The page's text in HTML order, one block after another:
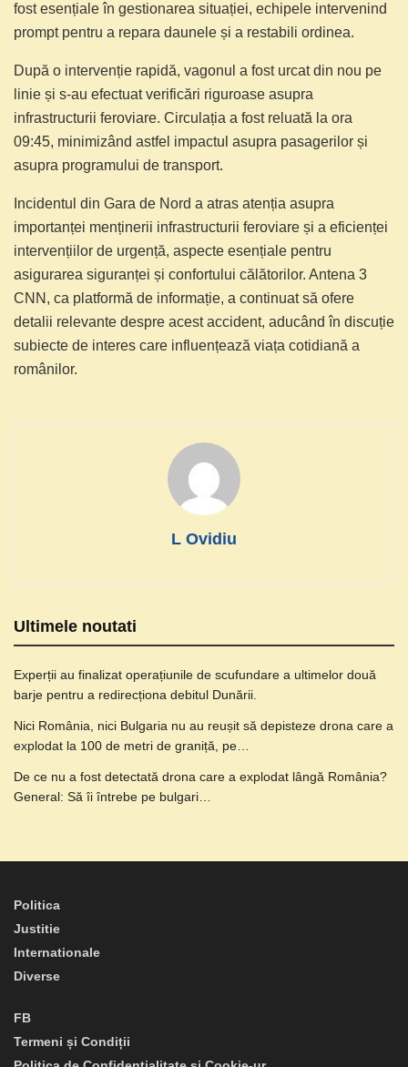
fost esențiale în gestionarea situației, echipele intervenind
prompt pentru a repara daunele și a restabili ordinea.
După o intervenție rapidă, vagonul a fost urcat din nou pe
linie și s-au efectuat verificări riguroase asupra
infrastructurii feroviare. Circulația a fost reluată la ora
09:45, minimizând astfel impactul asupra pasagerilor și
asupra programului de transport.
Incidentul din Gara de Nord a atras atenția asupra
importanței menținerii infrastructurii feroviare și a eficienței
intervențiilor de urgență, aspecte esențiale pentru
asigurarea siguranței și confortului călătorilor. Antena 3
CNN, ca platformă de informație, a continuat să ofere
detalii relevante despre acest accident, aducând în discuție
subiecte de interes care influențează viața cotidiană a
românilor.
L Ovidiu
Ultimele noutati
Experții au finalizat operațiunile de scufundare a ultimelor două
barje pentru a redirecționa debitul Dunării.
Nici România, nici Bulgaria nu au reușit să depisteze drona care a
explodat la 100 de metri de graniță, pe…
De ce nu a fost detectată drona care a explodat lângă România?
General: Să îi întrebe pe bulgari…
Politica
Justitie
Internationale
Diverse
FB
Termeni și Condiții